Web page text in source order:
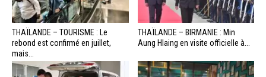
THAÏLANDE – TOURISME : Le
rebond est confirmé en juillet,
mais...
THAÏLANDE – BIRMANIE : Min
Aung Hlaing en visite officielle à...